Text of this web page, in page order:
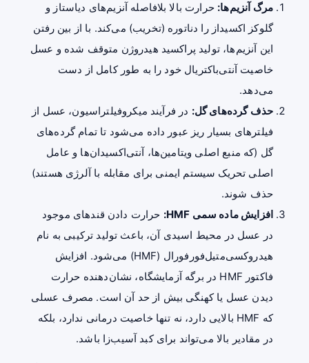
مرگ آنزیم‌ها: حرارت بالا بلافاصله آنزیم‌های دیاستاز و
گلوکز اکسیداز را دناتوره (تخریب) می‌کند. با از بین رفتن
این آنزیم‌ها، تولید پراکسید هیدروژن متوقف شده و عسل
خاصیت آنتی‌باکتریال خود را به طور کامل از دست
می‌دهد.
حذف گرده‌های گل: در فرآیند میکروفیلتراسیون، عسل از
فیلترهای بسیار ریز عبور داده می‌شود تا تمام گرده‌های
گل (که منبع اصلی ویتامین‌ها، آنتی‌اکسیدان‌ها و عامل
اصلی تحریک سیستم ایمنی برای مقابله با آلرژی هستند)
حذف شوند.
افزایش ماده سمی HMF:
حرارت دادن قندهای موجود
در عسل در محیط اسیدی آن، باعث تولید ترکیبی به نام
هیدروکسی‌متیل‌فورفورال (HMF) می‌شود. افزایش
فاکتور HMF در برگه آزمایشگاه، نشان‌دهنده حرارت
دیدن عسل یا کهنگی بیش از حد آن است. مصرف عسلی
که HMF بالایی دارد، نه تنها خاصیت درمانی ندارد، بلکه
در مقادیر بالا می‌تواند برای کبد آسیب‌زا باشد.